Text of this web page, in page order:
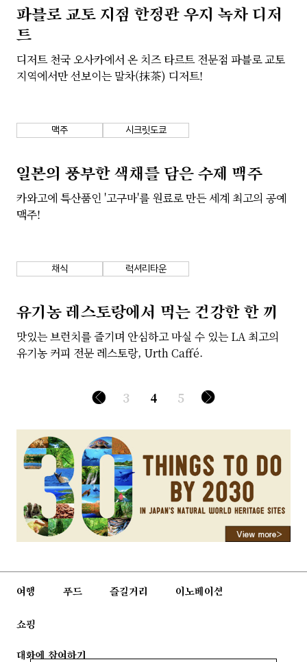
파블로 교토 지점 한정판 우지 녹차 디저
트
디저트 천국 오사카에서 온 치즈 타르트 전문점 파블로 교토
지역에서만 선보이는 말차(抹茶) 디저트!
맥주 시크릿도쿄
일본의 풍부한 색채를 담은 수제 맥주
카와고에 특산품인 '고구마'를 원료로 만든 세계 최고의 공예
맥주!
채식 럭셔리타운
유기농 레스토랑에서 먹는 건강한 한 끼
맛있는 브런치를 즐기며 안심하고 마실 수 있는 LA 최고의
유기농 커피 전문 레스토랑, Urth Caffé.
3 4 5
여행 푸드 즐길거리 이노베이션
쇼핑
대화에 참여하기